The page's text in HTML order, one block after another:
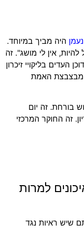
היה מביך במיוחד.
להיות, אין לי מושג". זה
העדים בליקויי זיכרון
מבצבצת האמת
בורחת. זה יום
זה החוקר המרכזי
למרות
שיש ראיות נגד